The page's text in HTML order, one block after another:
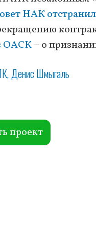
НАК
ОАСК– о
Денис Шмыгаль
проект